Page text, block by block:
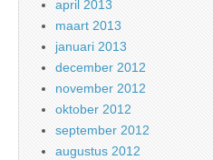
april 2013
maart 2013
januari 2013
december 2012
november 2012
oktober 2012
september 2012
augustus 2012